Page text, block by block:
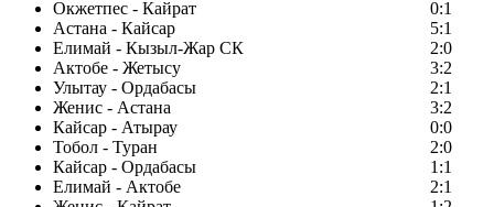
Окжетпес - Кайрат
0:1
Астана - Кайсар
5:1
Елимай - Кызыл-Жар СК
2:0
Актобе - Жетысу
3:2
Улытау - Ордабасы
2:1
Женис - Астана
3:2
Кайсар - Атырау
0:0
Тобол - Туран
2:0
Кайсар - Ордабасы
1:1
Елимай - Актобе
2:1